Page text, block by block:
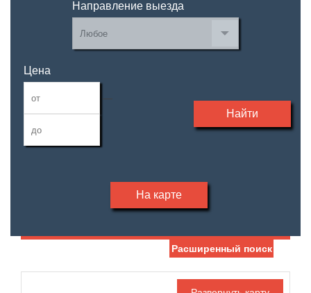
Направление выезда
Цена
—
Найти
На карте
Жилая площадь
—
Расширенный поиск